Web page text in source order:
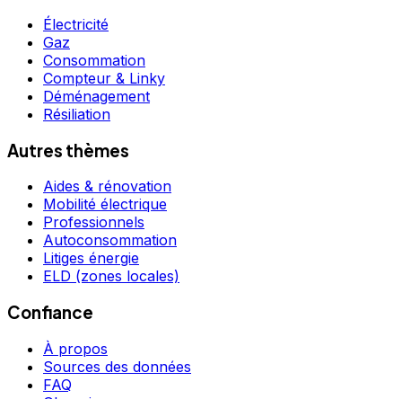
Électricité
Gaz
Consommation
Compteur & Linky
Déménagement
Résiliation
Autres thèmes
Aides & rénovation
Mobilité électrique
Professionnels
Autoconsommation
Litiges énergie
ELD (zones locales)
Confiance
À propos
Sources des données
FAQ